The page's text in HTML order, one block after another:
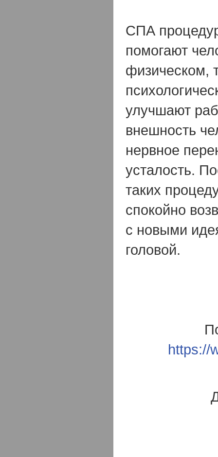
СПА
помогают
физическом,
улучшают
внешность
нервное
усталость.
таких
спокойно
с новыми
головой.
https://